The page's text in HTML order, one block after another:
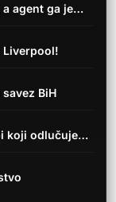
a agent ga je…
Liverpool!
BiH
koji odlučuje…